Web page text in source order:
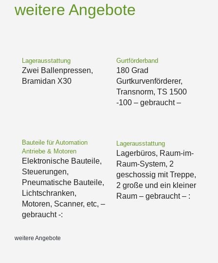
weitere Angebote
Lagerausstattung
Zwei Ballenpressen,
Bramidan X30
Gurtförderband
180 Grad
Gurtkurvenförderer,
Transnorm, TS 1500
-100 – gebraucht –
Bauteile für Automation
Antriebe & Motoren
Elektronische Bauteile,
Steuerungen,
Pneumatische Bauteile,
Lichtschranken,
Motoren, Scanner, etc, –
gebraucht -:
Lagerausstattung
Lagerbüros, Raum-im-
Raum-System, 2
geschossig mit Treppe,
2 große und ein kleiner
Raum – gebraucht – :
weitere Angebote